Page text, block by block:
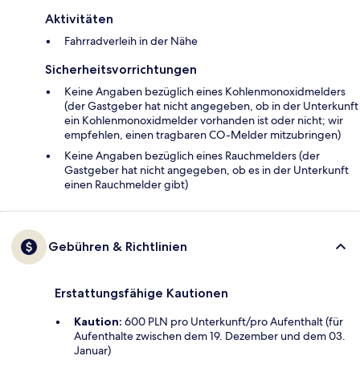
Aktivitäten
Fahrradverleih in der Nähe
Sicherheitsvorrichtungen
Keine Angaben bezüglich eines Kohlenmonoxidmelders
(der Gastgeber hat nicht angegeben, ob in der Unterkunft
ein Kohlenmonoxidmelder vorhanden ist oder nicht; wir
empfehlen, einen tragbaren CO-Melder mitzubringen)
Keine Angaben bezüglich eines Rauchmelders (der
Gastgeber hat nicht angegeben, ob es in der Unterkunft
einen Rauchmelder gibt)
Gebühren & Richtlinien
Erstattungsfähige Kautionen
Kaution: 600 PLN pro Unterkunft/pro Aufenthalt (für
Aufenthalte zwischen dem 19. Dezember und dem 03.
Januar)